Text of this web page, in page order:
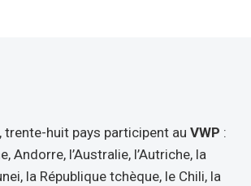
trente-huit pays participent au VWP :
Andorre, l’Australie, l’Autriche, la
la République tchèque, le Chili, la